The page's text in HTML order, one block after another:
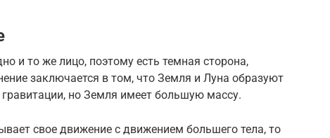
и то же лицо, поэтому есть темная сторона,
заключается в том, что Земля и Луна образуют
но Земля имеет большую массу.
свое движение с движением большего тела, то